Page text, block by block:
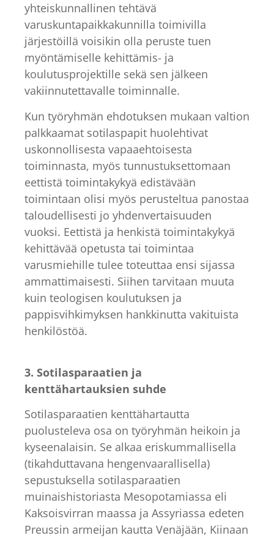
yhteiskunnallinen tehtävä
varuskuntapaikkakunnilla toimivilla
järjestöillä voisikin olla peruste tuen
myöntämiselle kehittämis- ja
koulutusprojektille sekä sen jälkeen
vakiinnutettavalle toiminnalle.
Kun työryhmän ehdotuksen mukaan valtion
palkkaamat sotilaspapit huolehtivat
uskonnollisesta vapaaehtoisesta
toiminnasta, myös tunnustuksettomaan
eettistä toimintakykyä edistävään
toimintaan olisi myös perusteltua panostaa
taloudellisesti jo yhdenvertaisuuden
vuoksi. Eettistä ja henkistä toimintakykyä
kehittävää opetusta tai toimintaa
varusmiehille tulee toteuttaa ensi sijassa
ammattimaisesti. Siihen tarvitaan muuta
kuin teologisen koulutuksen ja
pappisvihkimyksen hankkinutta vakituista
henkilöstöä.
3. Sotilasparaatien ja
kenttähartauksien suhde
Sotilasparaatien kenttähartautta
puolusteleva osa on työryhmän heikoin ja
kyseenalaisin. Se alkaa eriskummallisella
(tikahduttavana hengenvaarallisella)
sepustuksella sotilasparaatien
muinaishistoriasta Mesopotamiassa eli
Kaksoisvirran maassa ja Assyriassa edeten
Preussin armeijan kautta Venäjään, Kiinaan